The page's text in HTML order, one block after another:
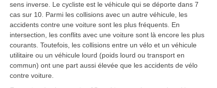
sens inverse. Le cycliste est le véhicule qui se déporte dans 7
cas sur 10. Parmi les collisions avec un autre véhicule, les
accidents contre une voiture sont les plus fréquents. En
intersection, les conflits avec une voiture sont là encore les plus
courants. Toutefois, les collisions entre un vélo et un véhicule
utilitaire ou un véhicule lourd (poids lourd ou transport en
commun) ont une part aussi élevée que les accidents de vélo
contre voiture.